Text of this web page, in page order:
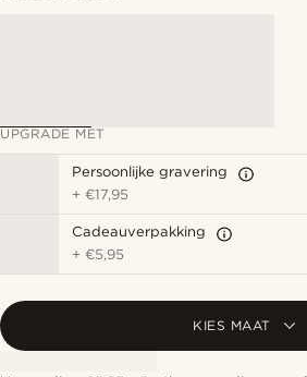
UPGRADE MET
Persoonlijke gravering
+€17,95
Cadeauverpakking
+€5,95
KIES MAAT